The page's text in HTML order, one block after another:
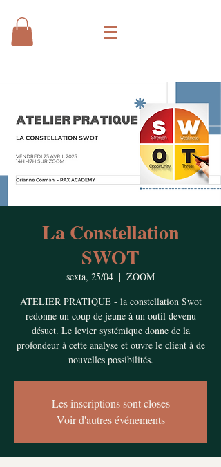
La Constellation
SWOT
sexta, 25/04
  |
ZOOM
ATELIER PRATIQUE - la constellation Swot
redonne un coup de jeune à un outil devenu
désuet. Le levier systémique donne de la
profondeur à cette analyse et ouvre le client à de
nouvelles possibilités.
Les inscriptions sont closes
Voir d'autres événements